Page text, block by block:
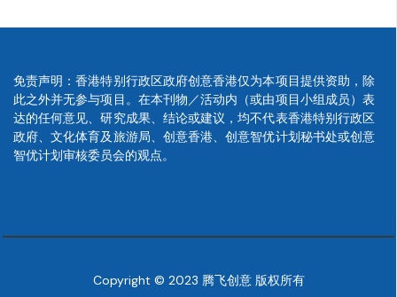
免责声明：香港特别行政区政府创意香港仅为本项目提供资助，除
此之外并无参与项目。在本刊物／活动内（或由项目小组成员）表
达的任何意见、研究成果、结论或建议，均不代表香港特别行政区
政府、文化体育及旅游局、创意香港、创意智优计划秘书处或创意
智优计划审核委员会的观点。
Copyright © 2023 腾飞创意 版权所有